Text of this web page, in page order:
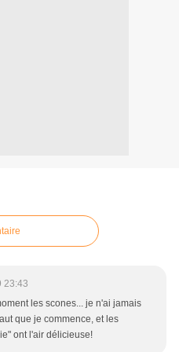
23:43
les scones... je n'ai jamais
que je commence, et les
ont l'air délicieuse!